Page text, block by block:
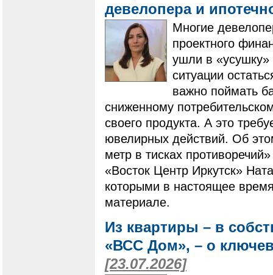
девелопера и
Многие
проектного
ушли в «усушку»
ситуации
важно поймать
сниженному
своего продукта. А это
ювелирных действий. Об
метр в тисках
«Восток Центр Иркутск»
которыми в настоящее
материале.
Из квартиры – в
«ВСС Дом», – о
[23.07.2026]